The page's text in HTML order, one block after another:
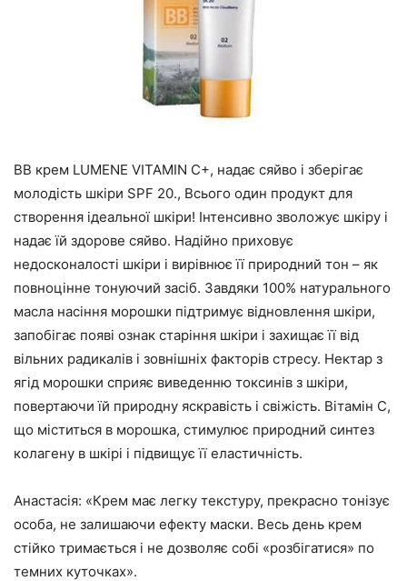
BB крем LUMENE VITAMIN C+, надає сяйво і зберігає
молодість шкіри SPF 20., Всього один продукт для
створення ідеальної шкіри! Інтенсивно зволожує шкіру і
надає їй здорове сяйво. Надійно приховує
недосконалості шкіри і вирівнює її природний тон – як
повноцінне тонуючий засіб. Завдяки 100% натурального
масла насіння морошки підтримує відновлення шкіри,
запобігає появі ознак старіння шкіри і захищає її від
вільних радикалів і зовнішніх факторів стресу. Нектар з
ягід морошки сприяє виведенню токсинів з шкіри,
повертаючи їй природну яскравість і свіжість. Вітамін С,
що міститься в морошка, стимулює природний синтез
колагену в шкірі і підвищує її еластичність.
Анастасія: «Крем має легку текстуру, прекрасно тонізує
особа, не залишаючи ефекту маски. Весь день крем
стійко тримається і не дозволяє собі «розбігатися» по
темних куточках».